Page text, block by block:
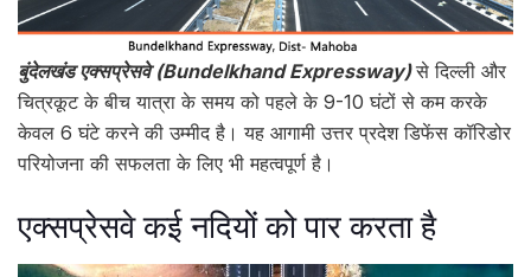
बुंदेलखंड एक्सप्रेसवे (Bundelkhand Expressway)से दिल्ली और
चित्रकूट के बीच यात्रा के समय को पहले के 9-10 घंटों से कम करके
केवल 6 घंटे करने की उम्मीद है। यह आगामी उत्तर प्रदेश डिफेंस कॉरिडोर
परियोजना की सफलता के लिए भी महत्वपूर्ण है।
एक्सप्रेसवे कई नदियों को पार करता है